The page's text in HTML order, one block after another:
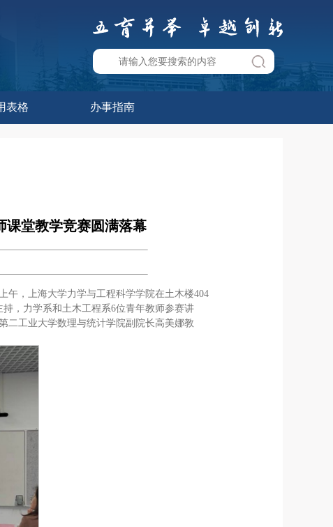
表格 办事指南
课堂教学竞赛圆满落幕
午，上海大学力学与工程科学学院在土木楼404
，力学系和土木工程系6位青年教师参赛讲
二工业大学数理与统计学院副院长高美娜教